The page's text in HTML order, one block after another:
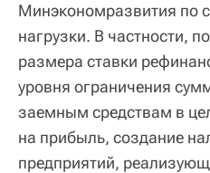
Минэкономразвития по
нагрузки. В частности,
размера ставки
уровня ограничения
заемным средствам в
на прибыль, создание
предприятий,